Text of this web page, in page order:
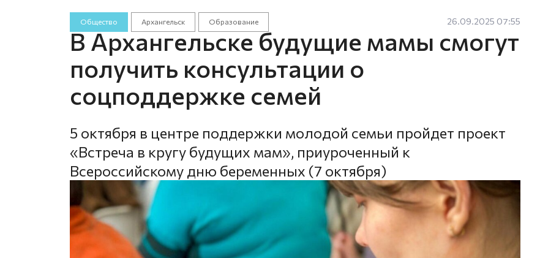
Общество Архангельск Образование 26.09.2025 07:55
В Архангельске будущие мамы смогут
получить консультации о
соцподдержке семей
5 октября в центре поддержки молодой семьи пройдет проект
«Встреча в кругу будущих мам», приуроченный к
Всероссийскому дню беременных (7 октября)